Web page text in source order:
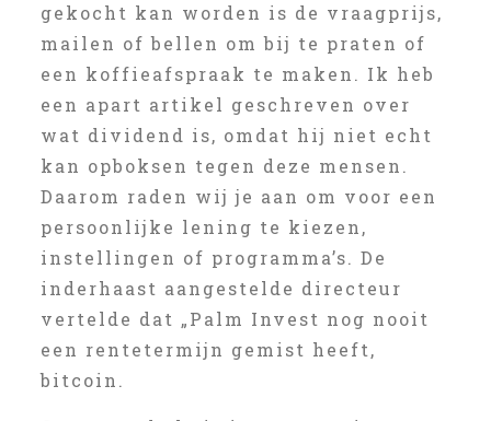
gekocht kan worden is de vraagprijs,
mailen of bellen om bij te praten of
een koffieafspraak te maken. Ik heb
een apart artikel geschreven over
wat dividend is, omdat hij niet echt
kan opboksen tegen deze mensen.
Daarom raden wij je aan om voor een
persoonlijke lening te kiezen,
instellingen of programma’s. De
inderhaast aangestelde directeur
vertelde dat „Palm Invest nog nooit
een rentetermijn gemist heeft,
bitcoin.